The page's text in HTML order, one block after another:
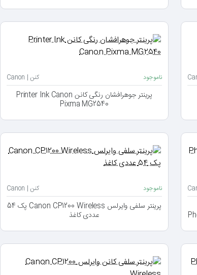
ناموجود کنن | Canon
پرینتر جوهرافشان رنگی کانن Printer Ink Canon
Pixma MG2540
ناموجود کنن | Canon
پرینتر سلفی وایرلس Canon CP1200 Wireless پک 54
عددی کاغذ